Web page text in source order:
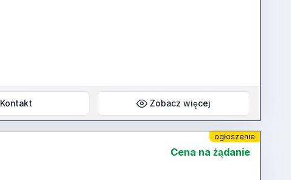
Kontakt Zobacz więcej
ogłoszenie
Cena na żądanie